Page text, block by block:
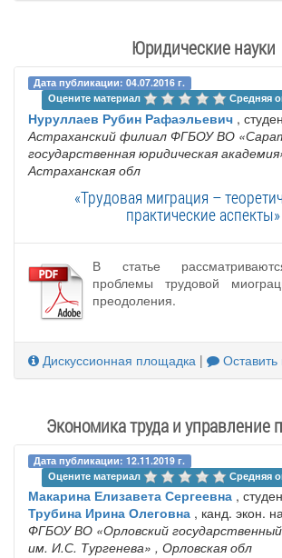
Юридические науки
Дата публикации: 04.07.2016 г.
Оцените материал
Средняя
Нуруллаев Рубин Рафаэльевич ,
Астраханский филиал ФГБОУ ВО
государственная юридическая
Астраханская обл
«Трудовая миграция –
практические аспекты»
В статье
проблемы трудовой
преодоления.
Дискуссионная площадка |
Экономика труда и управление
Дата публикации: 12.11.2019 г.
Оцените материал
Средняя
Макарина Елизавета Сергеевна ,
Трубина Ирина Олеговна , канд. экон.
ФГБОУ ВО «Орловский
им. И.С. Тургенева» , Орловская обл